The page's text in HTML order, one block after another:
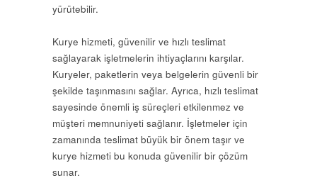
yürütebilir.
Kurye hizmeti, güvenilir ve hızlı teslimat
sağlayarak işletmelerin ihtiyaçlarını karşılar.
Kuryeler, paketlerin veya belgelerin güvenli bir
şekilde taşınmasını sağlar. Ayrıca, hızlı teslimat
sayesinde önemli iş süreçleri etkilenmez ve
müşteri memnuniyeti sağlanır. İşletmeler için
zamanında teslimat büyük bir önem taşır ve
kurye hizmeti bu konuda güvenilir bir çözüm
sunar.